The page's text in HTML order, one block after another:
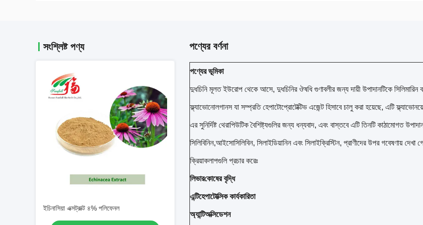
সংশ্লিষ্ট পণ্য
ইচিনাসিয়া এক্সট্রাক্ট ৪% পলিফেনল
পণ্যের বর্ণনা
পণ্যের ভূমিকা
দুধচিনি মূলত ইউরোপ থেকে আসে, দুধচিনির ঔষধি গুণাবলীর জন্য দায়ী উপাদানটিকে সিলিমারিন
ফ্ল্যাভোনোলগানস যা সম্প্রতি হেপাটোপ্রোটেক্টিভ এজেন্ট হিসাবে চালু করা হয়েছে, এটি
এর সুনির্দিষ্ট থেরাপিউটিক বৈশিষ্ট্যগুলির জন্য ধন্যবাদ, এবং বাস্তবে এটি তিনটি কাঠামোগত
সিলিবিনিন,আইসোসিলিবিন, সিলাইডিয়ানিন এবং সিলাইক্রিস্টিন, প্রাণীদের উপর গবেষণায় দেখা
ক্রিয়াকলাপগুলি প্রচার করেঃ
লিভারকোষের বৃদ্ধি
এন্টিহেপাটোক্সিক কার্যকারিতা
অ্যান্টিঅক্সিডেশন